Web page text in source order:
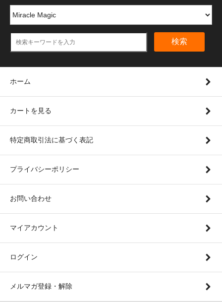
検索
ホーム
カートを見る
特定商取引法に基づく表記
プライバシーポリシー
お問い合わせ
マイアカウント
ログイン
メルマガ登録・解除